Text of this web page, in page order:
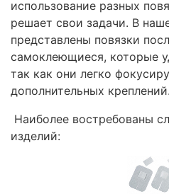
использование разных
решает свои задачи. В
представлены повязки
самоклеющиеся, которые
так как они легко
дополнительных креплений.
Наиболее востребованы
изделий: